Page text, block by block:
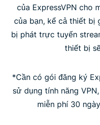
Mọi người đều yêu
Câu hỏi thường gặp
của ExpressVPN cho
của bạn, kể cả thiết bị
bị phát trực tuyến
thiết bị
*Cần có gói đăng ký
sử dụng tính năng
miễn phí 30